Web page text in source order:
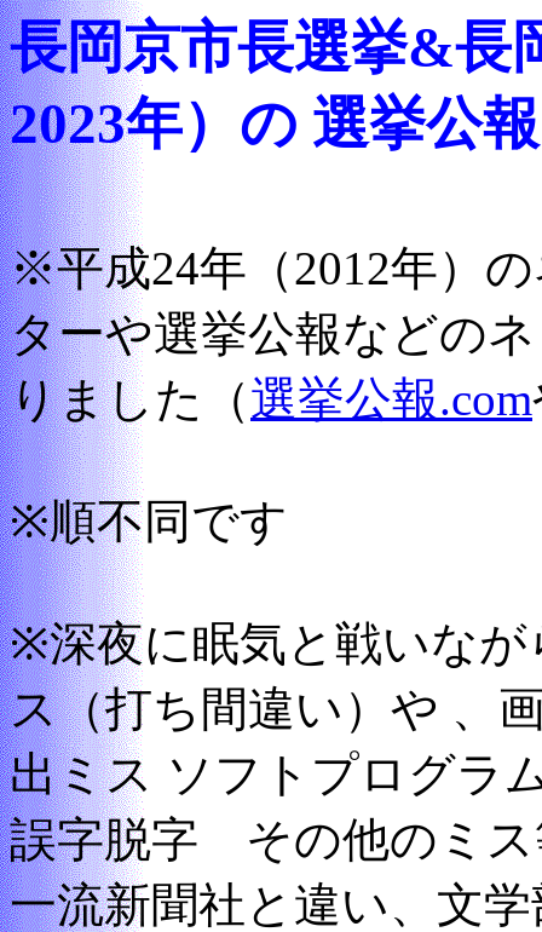
長岡京市長選挙&長
2023年）の 選挙公
※平成24年（2012年）
ターや選挙公報などの
りました（選挙公報.com
※順不同です
※深夜に眠気と戦いな
ス（打ち間違い）や 、
出ミス ソフトプログラ
誤字脱字 その他のミス
一流新聞社と違い、文